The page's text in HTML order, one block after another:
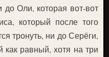
Оли, которая вот-вот
который после того
тронуть, ни до Серёги,
как равный, хотя на три